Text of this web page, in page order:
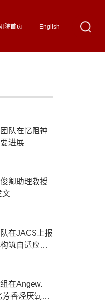
院首页 English
队在忆阻神
进展
卿助理教授
文
在JACS上报
筑自适应离
在Angew.
香烃厌氧转